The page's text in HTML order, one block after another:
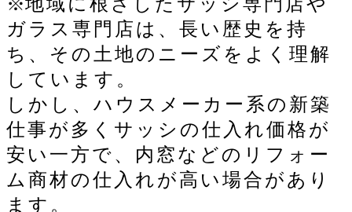
ガラス専門店は、長い歴史を持
ち、その土地のニーズをよく理解
しています。
しかし、ハウスメーカー系の新築
仕事が多くサッシの仕入れ価格が
安い一方で、内窓などのリフォー
ム商材の仕入れが高い場合があり
ます。